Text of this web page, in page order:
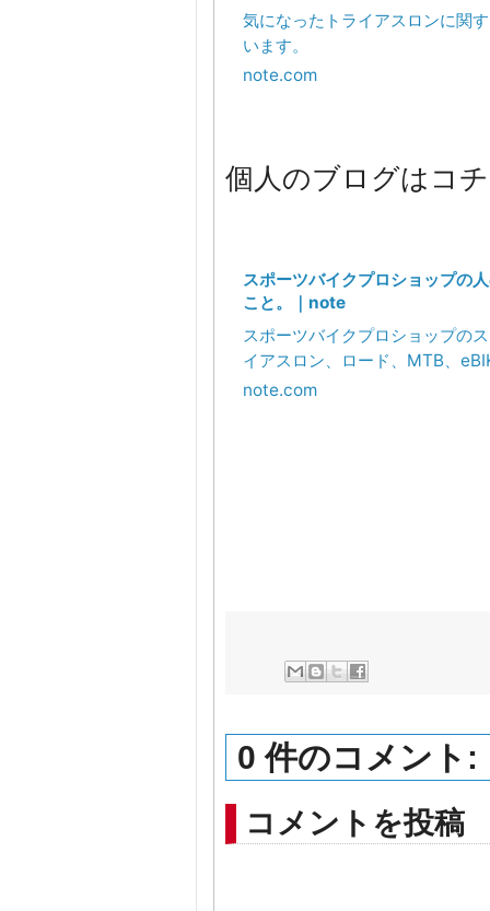
気になったトライアスロンに関
います。
note.com
個人のブログはコ
スポーツバイクプロショップの
こと。｜note
スポーツバイクプロショップの
イアスロン、ロード、MTB、
ます。 Sales, Mec
note.com
0 件のコメント:
コメントを投稿